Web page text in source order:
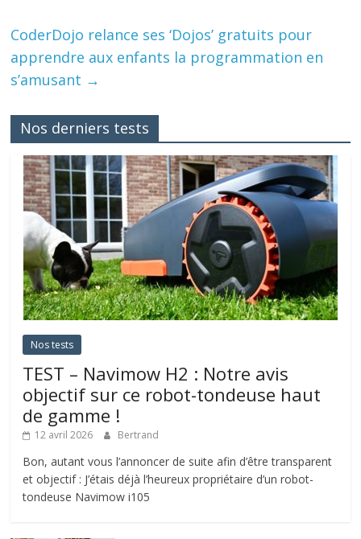
CoderDojo relance ses ‘Dojos’ gratuits pour
apprendre aux enfants la programmation en
s’amusant →
Nos derniers tests
Nos tests
TEST – Navimow H2 : Notre avis
objectif sur ce robot-tondeuse haut
de gamme !
12 avril 2026 Bertrand
Bon, autant vous l’annoncer de suite afin d’être transparent
et objectif : J’étais déjà l’heureux propriétaire d’un robot-
tondeuse Navimow i105